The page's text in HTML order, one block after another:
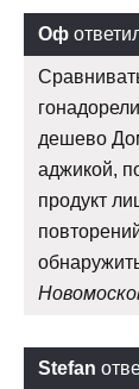
Оф
дешево
аджикой,
продукт
Stefan